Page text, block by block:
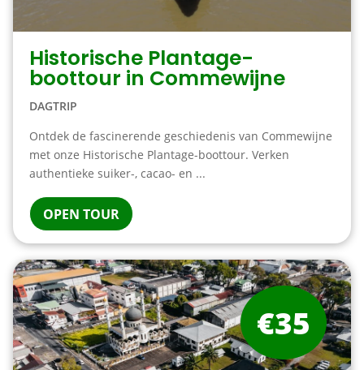
Historische Plantage-
boottour in Commewijne
DAGTRIP
Ontdek de fascinerende geschiedenis van Commewijne
met onze Historische Plantage-boottour. Verken
authentieke suiker-, cacao- en ...
OPEN TOUR
€35